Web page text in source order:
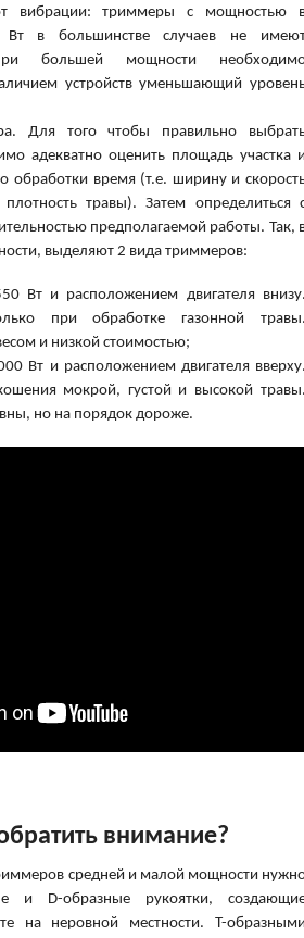
вибрации: триммеры с мощностью
Вт в большинстве случаев не
большей мощности
устройств уменьшающий
Для того чтобы правильно
адекватно оценить площадь участка
обработки время (т.е. ширину и
травы). Затем определиться
предполагаемой работы. Так,
выделяют 2 вида триммеров:
Вт и расположением двигателя
при обработке газонной
и низкой стоимостью;
Вт и расположением двигателя
мокрой, густой и высокой
но на порядок дороже.
внимание?
средней и малой мощности
и D-образные рукоятки,
на неровной местности. Т-